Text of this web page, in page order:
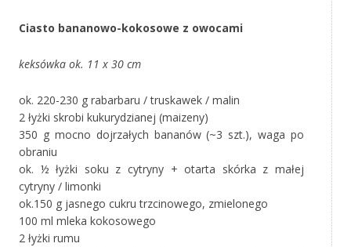
Ciasto bananowo-kokosowe z owocami
keksówka ok. 11 x 30 cm
ok. 220-230 g rabarbaru / truskawek / malin
2 łyżki skrobi kukurydzianej (maizeny)
350 g mocno dojrzałych bananów (~3 szt.), waga po
obraniu
ok. ½ łyżki soku z cytryny + otarta skórka z małej
cytryny / limonki
ok.150 g jasnego cukru trzcinowego, zmielonego
100 ml mleka kokosowego
2 łyżki rumu